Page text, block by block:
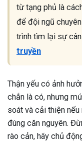
từ tạng phủ là
để đội ngũ
trình tìm lại sự
truyền
Thận yếu có ảnh
chắn là có, nhưng
soát và cải thiện
đúng căn nguyên.
rào cản, hãy chủ